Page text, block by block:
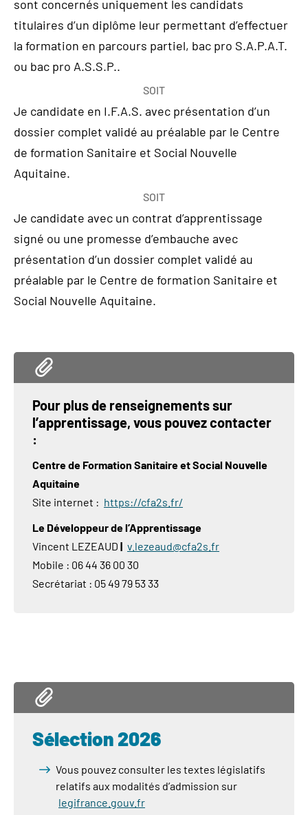
sont concernés uniquement les candidats
titulaires d’un diplôme leur permettant d’effectuer
la formation en parcours partiel, bac pro S.A.P.A.T.
ou bac pro A.S.S.P..
SOIT
Je candidate en I.F.A.S. avec présentation d’un
dossier complet validé au préalable par le Centre
de formation Sanitaire et Social Nouvelle
Aquitaine.
SOIT
Je candidate avec un contrat d’apprentissage
signé ou une promesse d’embauche avec
présentation d’un dossier complet validé au
préalable par le Centre de formation Sanitaire et
Social Nouvelle Aquitaine.
Pour plus de renseignements sur
l’apprentissage, vous pouvez contacter
:
Centre de Formation Sanitaire et Social Nouvelle
Aquitaine
Site internet : https://cfa2s.fr/
Le Développeur de l’Apprentissage
Vincent LEZEAUD | v.lezeaud@cfa2s.fr
Mobile : 06 44 36 00 30
Secrétariat : 05 49 79 53 33
Sélection 2026
Vous pouvez consulter les textes législatifs
relatifs aux modalités d’admission sur
legifrance.gouv.fr